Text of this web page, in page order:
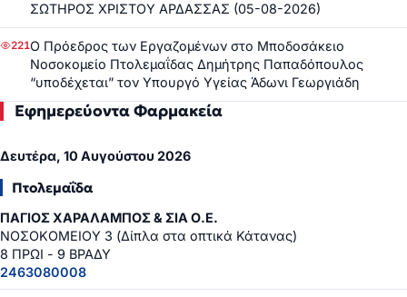
ΣΩΤΗΡΟΣ ΧΡΙΣΤΟΥ ΑΡΔΑΣΣΑΣ (05-08-2026)
221Ο Πρόεδρος των Εργαζομένων στο Μποδοσάκειο
Νοσοκομείο Πτολεμαΐδας Δημήτρης Παπαδόπουλος
“υποδέχεται” τον Υπουργό Υγείας Άδωνι Γεωργιάδη
Εφημερεύοντα Φαρμακεία
Δευτέρα, 10 Αυγούστου 2026
Πτολεμαΐδα
ΠΑΓΙΟΣ ΧΑΡΑΛΑΜΠΟΣ & ΣΙΑ Ο.Ε.
ΝΟΣΟΚΟΜΕΙΟΥ 3 (Δίπλα στα οπτικά Κάτανας)
8 ΠΡΩΙ - 9 ΒΡΑΔΥ
2463080008